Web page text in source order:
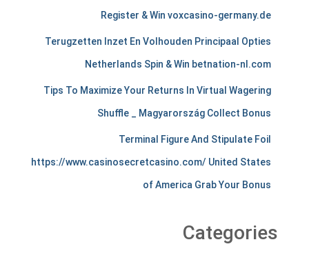
c
h
a
n
s
Register & Win voxcasino-germany.de
Terugzetten Inzet En Volhouden Principaal Opties
Netherlands Spin & Win betnation-nl.com
Tips To Maximize Your Returns In Virtual Wagering
Shuffle _ Magyarország Collect Bonus
Terminal Figure And Stipulate Foil
https://www.casinosecretcasino.com/ United States
of America Grab Your Bonus
Categories